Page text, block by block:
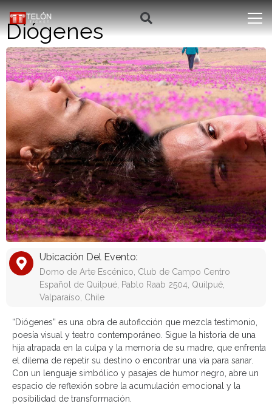
Diógenes
Ubicación Del Evento:
Domo de Arte Escénico, Club de Campo Centro
Español de Quilpué, Pablo Raab 2504, Quilpué,
Valparaíso, Chile
“Diógenes” es una obra de autoficción que mezcla testimonio,
poesía visual y teatro contemporáneo. Sigue la historia de una
hija atrapada en la culpa y la memoria de su madre, que enfrenta
el dilema de repetir su destino o encontrar una vía para sanar.
Con un lenguaje simbólico y pasajes de humor negro, abre un
espacio de reflexión sobre la acumulación emocional y la
posibilidad de transformación.